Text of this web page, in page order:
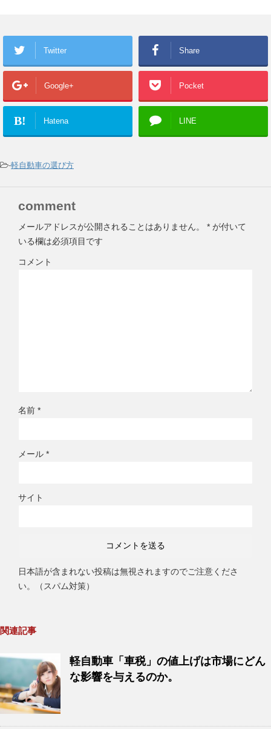
Twitter Share
Google+ Pocket
B! Hatena LINE
-軽自動車の選び方
comment
メールアドレスが公開されることはありません。 * が付いて
いる欄は必須項目です
コメント
名前 *
メール *
サイト
日本語が含まれない投稿は無視されますのでご注意くださ
い。（スパム対策）
関連記事
軽自動車「車税」の値上げは市場にどん
な影響を与えるのか。